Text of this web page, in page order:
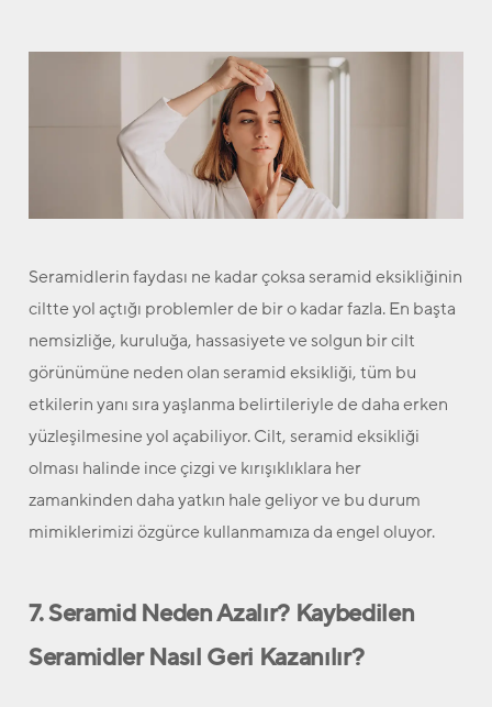
Seramidlerin faydası ne kadar çoksa seramid eksikliğinin
ciltte yol açtığı problemler de bir o kadar fazla. En başta
nemsizliğe, kuruluğa, hassasiyete ve solgun bir cilt
görünümüne neden olan seramid eksikliği, tüm bu
etkilerin yanı sıra yaşlanma belirtileriyle de daha erken
yüzleşilmesine yol açabiliyor. Cilt, seramid eksikliği
olması halinde ince çizgi ve kırışıklıklara her
zamankinden daha yatkın hale geliyor ve bu durum
mimiklerimizi özgürce kullanmamıza da engel oluyor.
7. Seramid Neden Azalır? Kaybedilen
Seramidler Nasıl Geri Kazanılır?